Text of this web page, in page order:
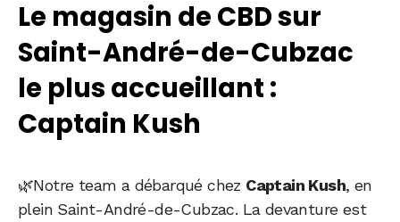
Le magasin de CBD sur
Saint-André-de-Cubzac
le plus accueillant :
Captain Kush
🌿Notre team a débarqué chez Captain Kush, en
plein Saint-André-de-Cubzac. La devanture est